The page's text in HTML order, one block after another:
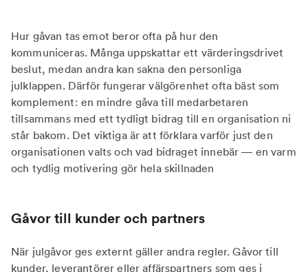
Hur gåvan tas emot beror ofta på hur den
kommuniceras. Många uppskattar ett värderingsdrivet
beslut, medan andra kan sakna den personliga
julklappen. Därför fungerar välgörenhet ofta bäst som
komplement: en mindre gåva till medarbetaren
tillsammans med ett tydligt bidrag till en organisation ni
står bakom. Det viktiga är att förklara varför just den
organisationen valts och vad bidraget innebär — en varm
och tydlig motivering gör hela skillnaden
Gåvor till kunder och partners
När julgåvor ges externt gäller andra regler. Gåvor till
kunder, leverantörer eller affärspartners som ges i